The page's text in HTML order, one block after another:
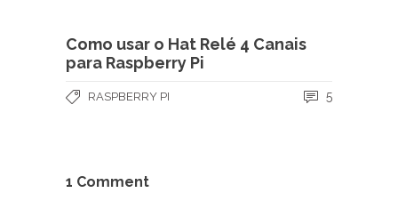
Como usar o Hat Relé 4 Canais
para Raspberry Pi
RASPBERRY PI 5
1 Comment